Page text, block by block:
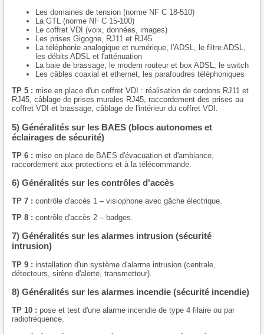
Les domaines de tension (norme NF C 18-510)
La GTL (norme NF C 15-100)
Le coffret VDI (voix, données, images)
Les prises Gigogne, RJ11 et RJ45
La téléphonie analogique et numérique, l'ADSL, le filtre ADSL,
les débits ADSL et l'atténuation
La baie de brassage, le modem routeur et box ADSL, le switch
Les câbles coaxial et ethernet, les parafoudres téléphoniques
TP 5 : mise en place d'un coffret VDI : réalisation de cordons RJ11 et
RJ45, câblage de prises murales RJ45, raccordement des prises au
coffret VDI et brassage, câblage de l'intérieur du coffret VDI.
5) Généralités sur les BAES (blocs autonomes et
éclairages de sécurité)
TP 6 : mise en place de BAES d'évacuation et d'ambiance,
raccordement aux protections et à la télécommande.
6) Généralités sur les contrôles d'accès
TP 7 : contrôle d'accès 1 – visiophone avec gâche électrique.
TP 8 : contrôle d'accès 2 – badges.
7) Généralités sur les alarmes intrusion (sécurité
intrusion)
TP 9 : installation d'un système d'alarme intrusion (centrale,
détecteurs, sirène d'alerte, transmetteur).
8) Généralités sur les alarmes incendie (sécurité incendie)
TP 10 : pose et test d'une alarme incendie de type 4 filaire ou par
radiofréquence.